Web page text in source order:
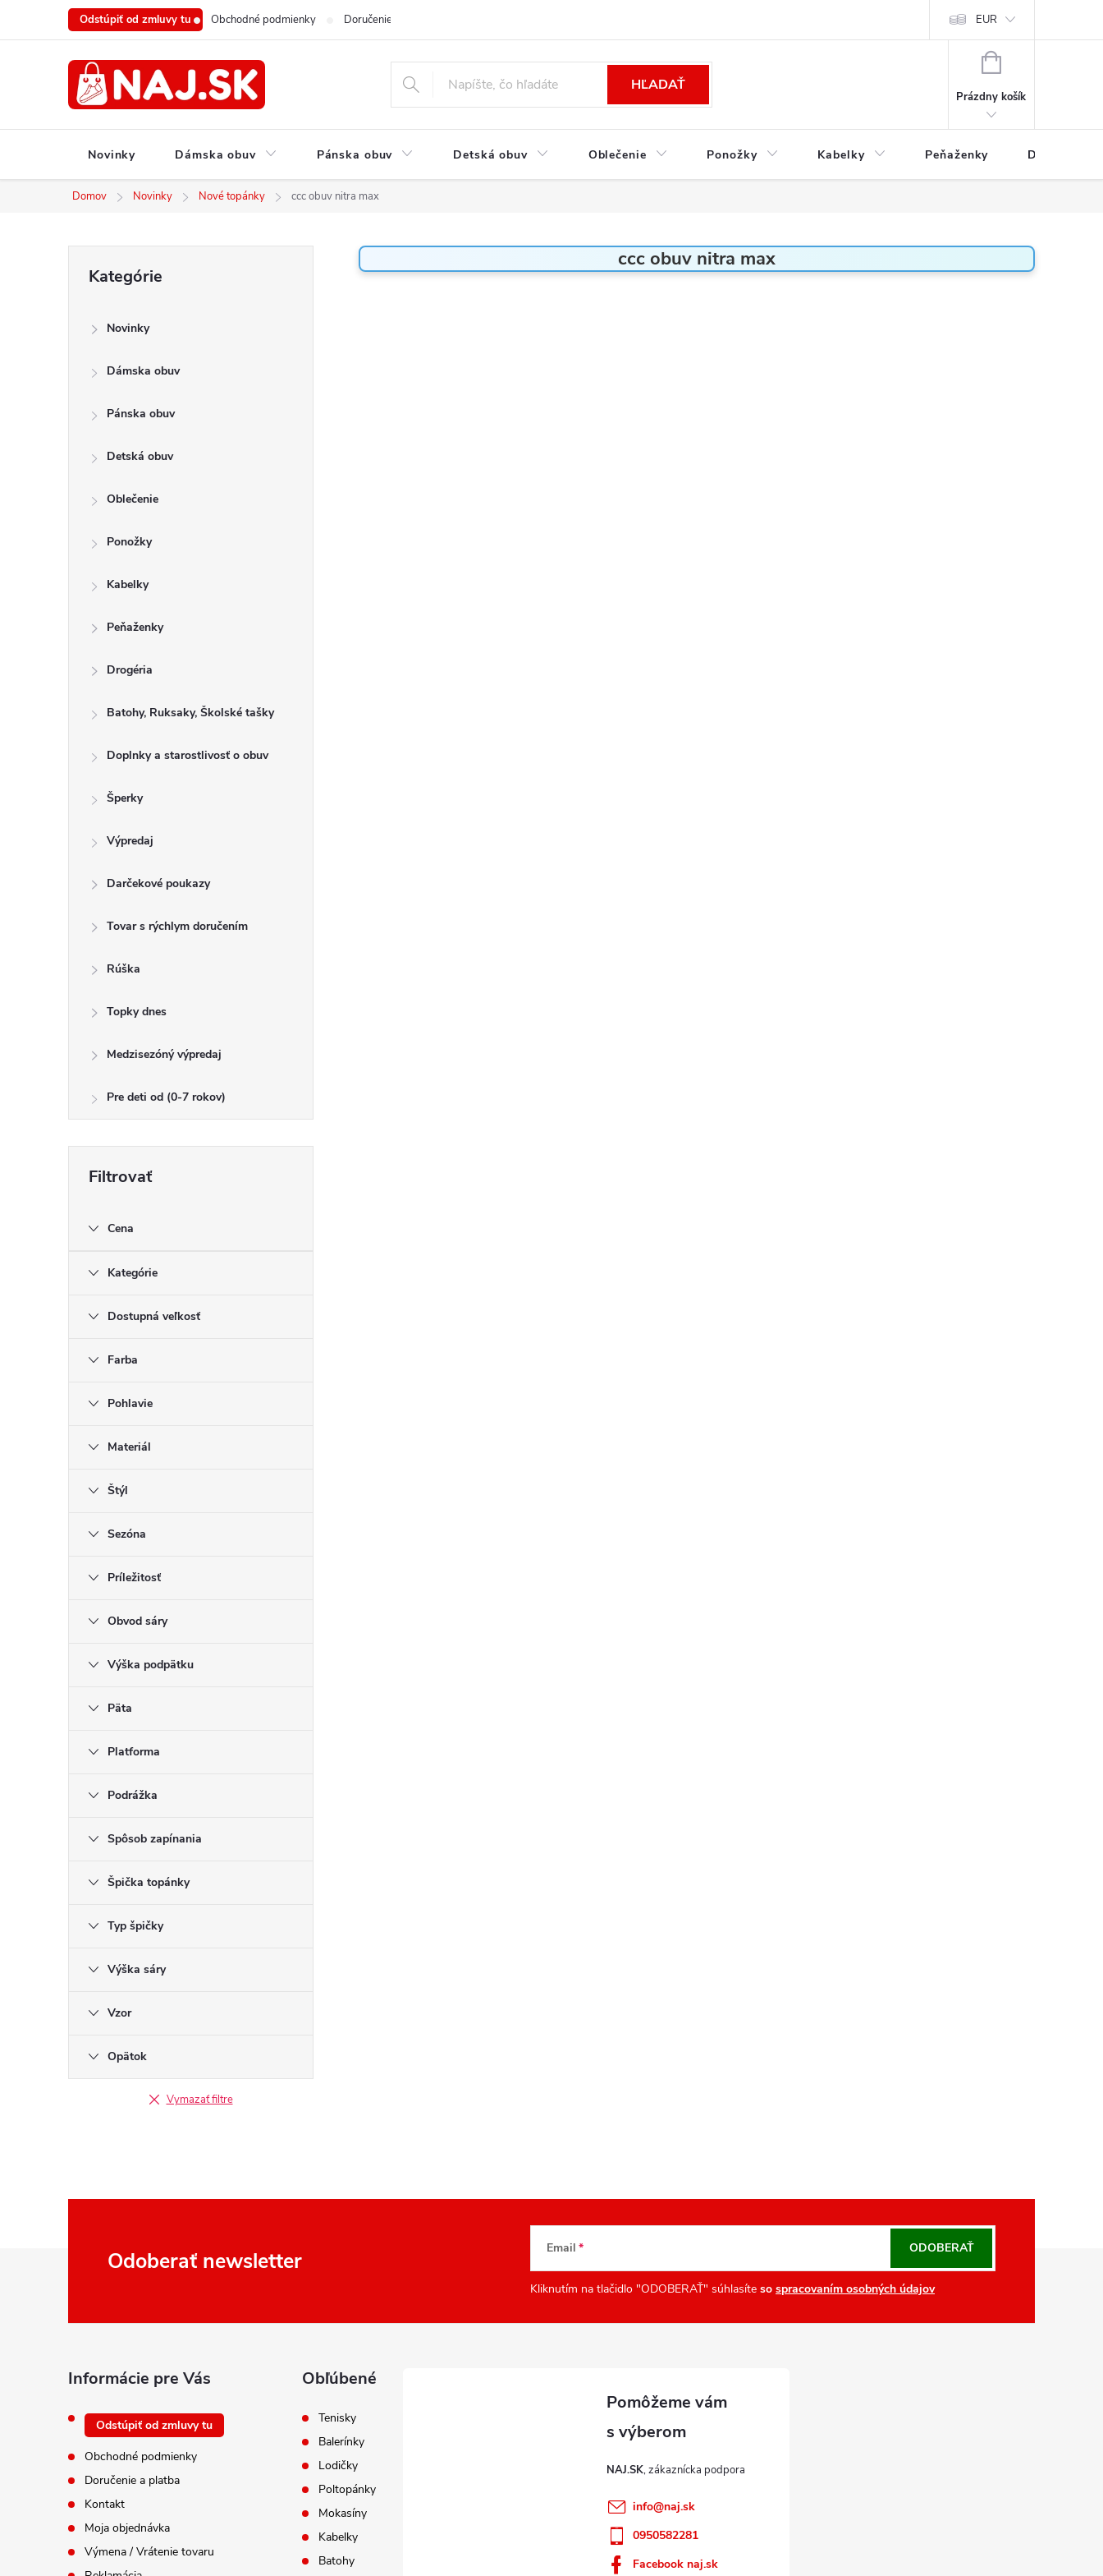
Odstúpiť od zmluvy tu Obchodné podmienky Doručenie a platba Podmienky ochrany osobných údajov
EUR
HĽADAŤ
NÁKUPNÝ
Prázdny košík
Novinky Dámska obuv Pánska obuv Detská obuv Oblečenie Ponožky Kabelky Peňaženky Drogéria
Domov Novinky Nové topánky ccc obuv nitra max
kategórie
Kategórie
Novinky
Dámska obuv
Pánska obuv
Detská obuv
Oblečenie
Ponožky
Kabelky
Peňaženky
Drogéria
Batohy, Ruksaky, Školské tašky
Doplnky a starostlivosť o obuv
Šperky
Výpredaj
Darčekové poukazy
Tovar s rýchlym doručením
Rúška
Topky dnes
Medzisezóný výpredaj
Pre deti od (0-7 rokov)
Cena
Kategórie
Dostupná veľkosť
Farba
Pohlavie
Materiál
Štýl
Sezóna
Príležitosť
Obvod sáry
Výška podpätku
Päta
Platforma
Podrážka
Spôsob zapínania
Špička topánky
Typ špičky
Výška sáry
Vzor
Opätok
Vymazať filtre
ccc obuv nitra max
Odoberať newsletter Email
Kliknutím na tlačidlo "ODOBERAŤ" súhlasíte so spracovaním osobných údajov
ODOBERAŤ
Informácie pre Vás
Odstúpiť od zmluvy tu
Obchodné podmienky
Doručenie a platba
Kontakt
Moja objednávka
Výmena / Vrátenie tovaru
Obľúbené
Tenisky
Balerínky
Lodičky
Poltopánky
Mokasíny
Kabelky
Batohy
NAJ.SK
info@naj.sk
0950582281
Facebook naj.sk